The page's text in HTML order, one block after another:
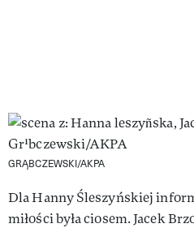
GRĄBCZEWSKI/AKPA
Dla Hanny Śleszyńskiej
miłości była ciosem. Jacek